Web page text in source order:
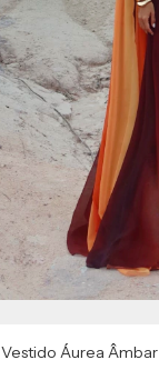
Vestido Áurea Âmbar